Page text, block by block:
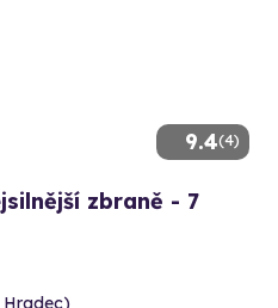
9.4(4)
zbraně - 7